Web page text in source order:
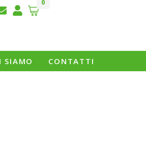
0
SIAMO CONTATTI